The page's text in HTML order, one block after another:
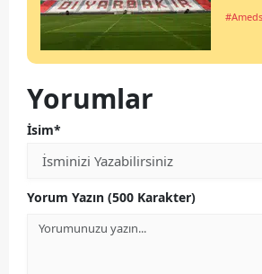
Yorumlar
İsim*
Yorum Yazın (500 Karakter)